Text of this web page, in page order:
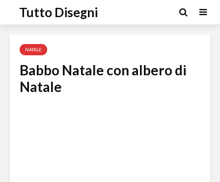
Tutto Disegni
NATALE
Babbo Natale con albero di
Natale